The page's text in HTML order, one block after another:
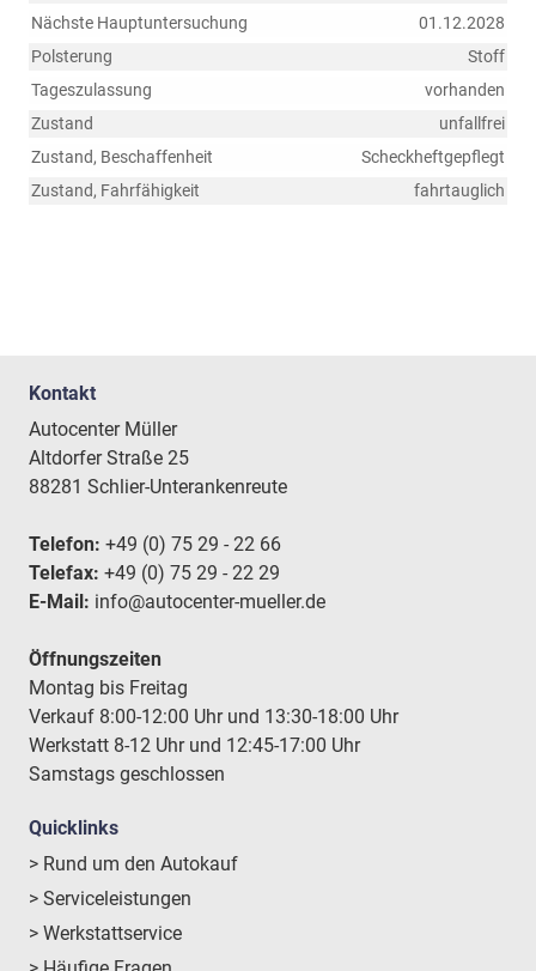
Nächste Hauptuntersuchung
01.12.2028
Polsterung
Stoff
Tageszulassung
vorhanden
Zustand
unfallfrei
Zustand, Beschaffenheit
Scheckheftgepflegt
Zustand, Fahrfähigkeit
fahrtauglich
Kontakt
Autocenter Müller
Altdorfer Straße 25
88281 Schlier-Unterankenreute
Telefon: +49 (0) 75 29 - 22 66
Telefax: +49 (0) 75 29 - 22 29
E-Mail: info@autocenter-mueller.de
Öffnungszeiten
Montag bis Freitag
Verkauf 8:00-12:00 Uhr und 13:30-18:00 Uhr
Werkstatt 8-12 Uhr und 12:45-17:00 Uhr
Samstags geschlossen
Quicklinks
> Rund um den Autokauf
> Serviceleistungen
> Werkstattservice